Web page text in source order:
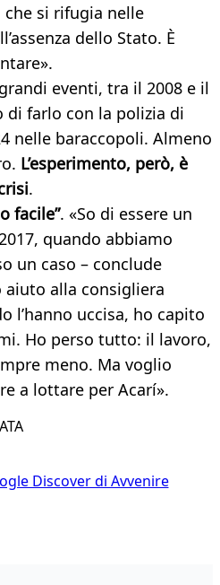
si rifugia nelle
dello Stato. È
eventi, tra il 2008 e il
di farlo con la polizia di
nelle baraccopoli. Almeno
L’esperimento, però, è
.
facile”. «So di essere un
quando abbiamo
un caso – conclude
aiuto alla consigliera
l’hanno uccisa, ho capito
Ho perso tutto: il lavoro,
meno. Ma voglio
a lottare per Acarí».
Discover di Avvenire